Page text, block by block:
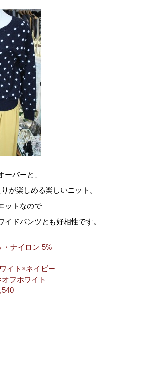
ーバーと、
が楽しめる楽しいニット。
ットなので
イドパンツとも好相性です。
・ナイロン 5%
イト×ネイビー
フホワイト